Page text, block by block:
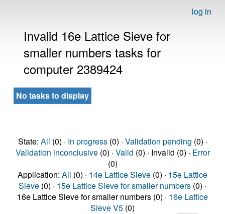
log in
Invalid 16e Lattice Sieve for
smaller numbers tasks for
computer 2389424
No tasks to display
State: All (0) · In progress(0) · Validation pending (0) ·
Validation inconclusive(0) · Valid (0) · Invalid (0) · Error
(0)
Application: All (0) · 14e Lattice Sieve (0) · 15e Lattice
Sieve (0) · 15e Lattice Sieve for smaller numbers (0) ·
16e Lattice Sieve for smaller numbers (0) · 16e Lattice
Sieve V5 (0)